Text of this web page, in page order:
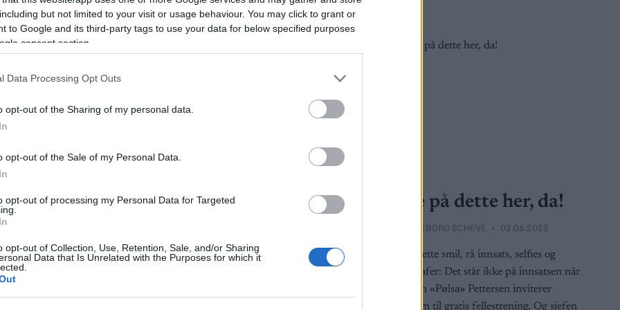
but not limited to your visit or usage behaviour. You may click to grant or
to Google and its third-party tags to use your data for below specified purposes
consent section.
Data Processing Opt Outs
opt-out of the Sharing of my personal data.
opt-out of the Sale of my Personal Data.
opt-out of processing my Personal Data for Targeted
opt-out of Collection, Use, Retention, Sale, and/or Sharing
Data that Is Unrelated with the Purposes for which it
svar på alt
SCHEVE
både rå og nådeløs, men
Dette er
Advarer mot å la juli
BY INGEBORG SCHEVE 02.07.2025
– Se på dette her, da!
INGEBORG SCHEVE 02.06.2025
370 svette smil, rå innsats, selfies og
autografer: Det står ikke på innsatsen når
Øystein «Pølsa» Pettersen inviterer
ungdom til gratis fellestrening. Og sjefen